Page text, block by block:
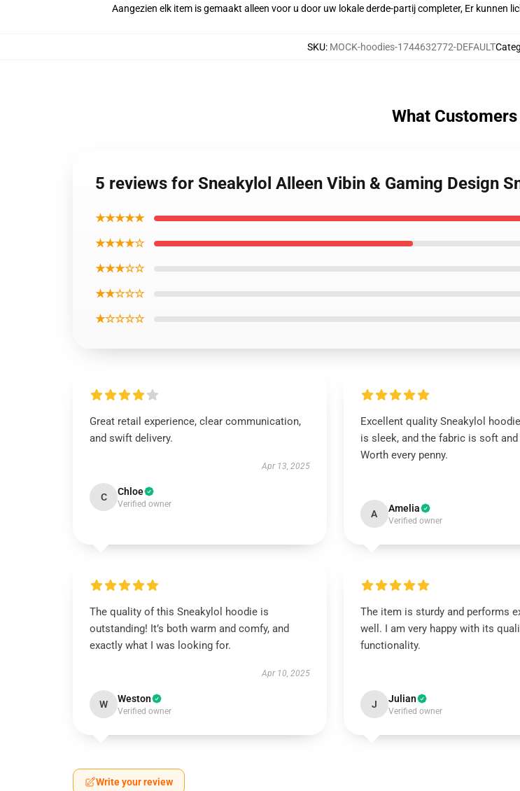
Aangezien elk item is gemaakt alleen voor u door uw lokale derde-partij completer, Er kunnen
SKU: MOCK-hoodies-1744632772-DEFAULT
What Customers
5 reviews for Sneakylol Alleen Vibin & Gaming Design
★★★★★
★★★★☆
★★★☆☆
★★☆☆☆
★☆☆☆☆
Great retail experience, clear communication,
and swift delivery.
Apr 13, 2025
C Chloe
Verified owner
Excellent quality Sneakylol
is sleek, and the fabric is soft and
Worth every penny.
A Amelia
Verified owner
The quality of this Sneakylol hoodie is
outstanding! It’s both warm and comfy, and
exactly what I was looking for.
Apr 10, 2025
W Weston
Verified owner
The item is sturdy and performs
well. I am very happy with its
functionality.
J Julian
Verified owner
Write your review